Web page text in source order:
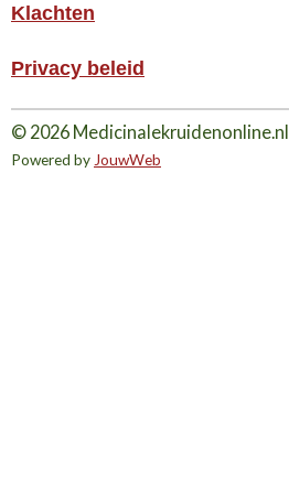
Klachten
Privacy beleid
© 2026 Medicinalekruidenonline.nl
Powered by JouwWeb